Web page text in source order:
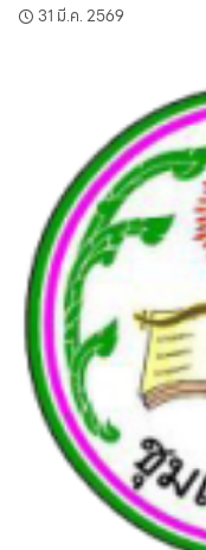
31 มี.ค. 2569